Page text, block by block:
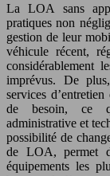
La LOA sans
pratiques non
gestion de leur
véhicule récent,
considérablement
imprévus. De
services
de besoin, ce
administrative et
possibilité de
de LOA, permet
équipements les